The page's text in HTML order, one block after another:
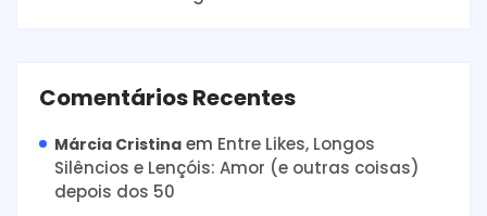
Comentários Recentes
Márcia Cristina em Entre Likes, Longos
Silêncios e Lençóis: Amor (e outras coisas)
depois dos 50